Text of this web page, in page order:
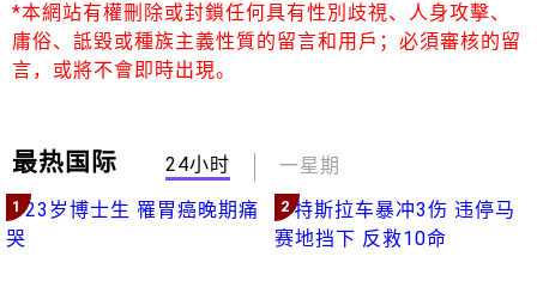
*本網站有權刪除或封鎖任何具有性別歧視、人身攻擊、
庸俗、詆毀或種族主義性質的留言和用戶；必須審核的留
言，或將不會即時出現。
最热国际 24小时 一星期
1 2